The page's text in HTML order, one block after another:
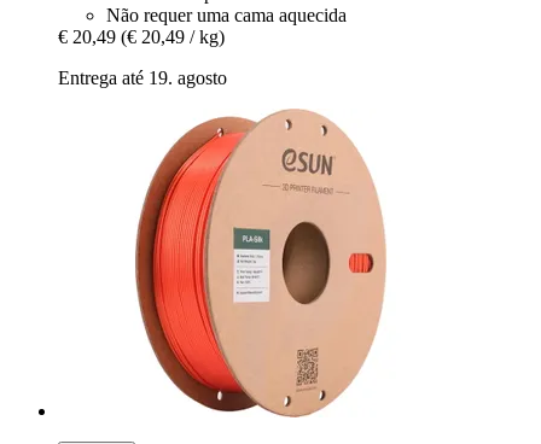
Não requer uma cama aquecida
€ 20,49 (€ 20,49 / kg)
Entrega até 19. agosto